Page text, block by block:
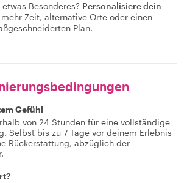
Besonderes? Personalisiere dein
Zeit, alternative Orte oder einen
Plan.
Gefühl
von 24 Stunden für eine vollständige
Selbst bis zu 7 Tage vor deinem Erlebnis
Rückerstattung, abzüglich der